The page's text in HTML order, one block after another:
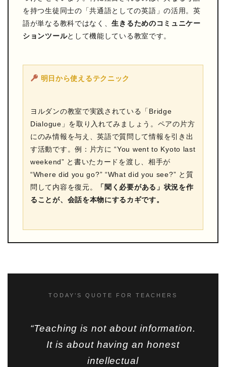
を持つ生徒同士の「共通語としての英語」の活用。英
語が単なる教科ではなく、生きるためのコミュニケー
ションツールとして機能している教室です。
明日から使えるテクニック
ヨルダンの教室で実践されている「Bridge
Dialogue」を取り入れてみましょう。ペアの片方
にのみ情報を与え、英語で質問して情報を引き出
す活動です。例：片方に “You went to Kyoto last
weekend” と書いたカードを渡し、相手が
“Where did you go?” “What did you see?” と質
問して内容を復元。
「聞く必要がある」状況を作
ることが、会話を本物にするカギです。
TODAY’S QUOTE FOR TEACHERS
“Teaching is not about information.
It is about having an honest
intellectual